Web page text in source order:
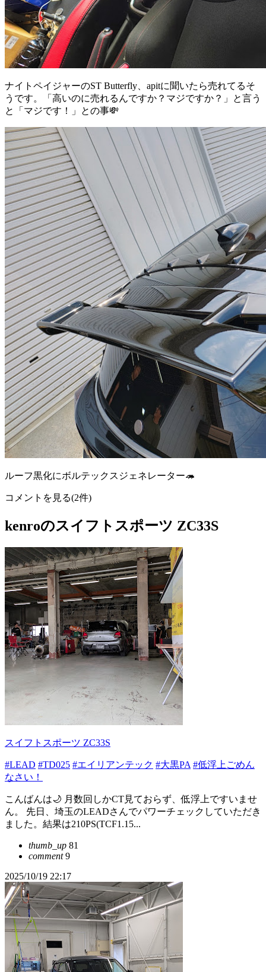
ナイトペイジャーのST Butterfly、apitに聞いたら売れてるそ
うです。「高いのに売れるんですか？マジですか？」と言う
と「マジです！」との事💸
ルーフ黒化にボルテックスジェネレーター🦔
コメントを見る(2件)
kenroのスイフトスポーツ ZC33S
スイフトスポーツ ZC33S
#LEAD #TD025 #エイリアンテック #大黒PA #低浮上ごめん
なさい！
こんばんは🌙 月数回しかCT見ておらず、低浮上ですいませ
ん。 先日、埼玉のLEADさんでパワーチェックしていただき
ました。結果は210PS(TCF1.15...
thumb_up 81
comment9
2025/10/19 22:17